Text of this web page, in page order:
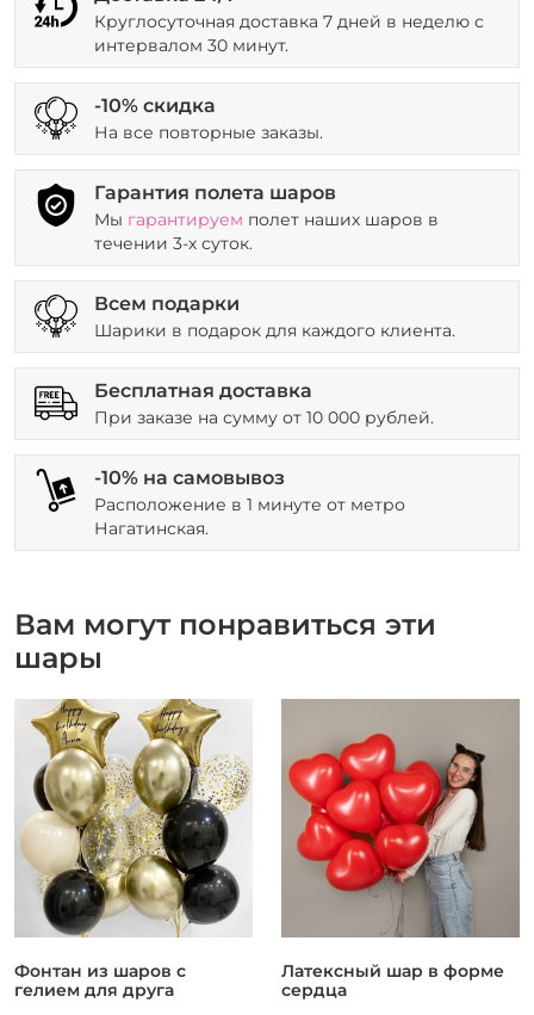
Круглосуточная доставка 7 дней в неделю с
интервалом 30 минут.
-10% скидка
На все повторные заказы.
Гарантия полета шаров
Мы гарантируем полет наших шаров в
течении 3-х суток.
Всем подарки
Шарики в подарок для каждого клиента.
Бесплатная доставка
При заказе на сумму от 10 000 рублей.
-10% на самовывоз
Расположение в 1 минуте от метро
Нагатинская.
Вам могут понравиться эти
шары
Фонтан из шаров с
гелием для друга
Латексный шар в форме
сердца